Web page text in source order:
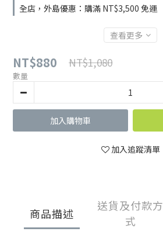
全店，外島優惠：購滿 NT$3,500 免運
查看更多
NT$880 NT$1,080
數量
加入購物車
加入追蹤清單
商品描述
送貨及付款方
式